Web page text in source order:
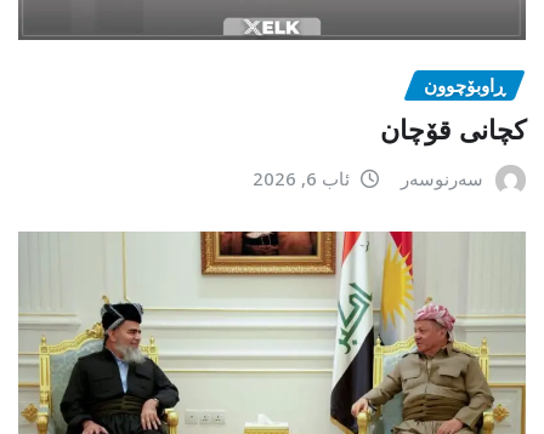
ڕاوبۆچوون
کچانی قۆچان
سەرنوسەر ئاب 6, 2026